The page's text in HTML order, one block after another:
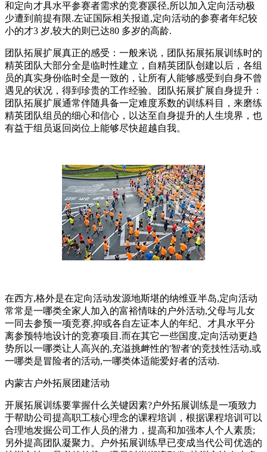
和定向才具水平参赛者需求的竞赛蹊径,所以加入定向活动极
少遭到前提有限.左证国际相关报道,定向活动的参赛者年纪较
小的才3 岁,较大的则已达80 多岁的高龄.
团队拓展扩展真正的感受：一般来说，团队拓展拓展训练时的
精英团队大部分全是临时性建立，自精英团队创建以后，各组
员的真实身份临时全是一致的，让所有人能够感受到自身不曾
遇见的状况，得到珍贵的工作经验。团队拓展扩展自身提升：
团队拓展扩展通常伴随具备一定难度系数的训练科目，来磨练
精英团队组员的细心和信心，以达至自身提升的人生境界，也
有益于组员返回岗位上能够尽快超越自我。
在西方,格外是在定向活动发源地斯堪的纳维亚半岛,定向活动
常常是一哪类全家人加入的富裕情味的户外活动,父母与儿女
一同去参预一项竞赛,抑或各自左证本人的年纪、才具水平分
离参预特地设计的竞赛项目.而在其它一些国度,定向活动更趋
势所以一哪类让人高兴的,充溢挑衅性的'智者'的竞技性活动,或
一哪类是冒险者的活动,一哪类体适能爱好者的活动.
内蒙古户外拓展团建活动
开展拓展训练要掌握什么关键因素?户外拓展训练是一项致力
于帮助公司提高职工核心理念的课程培训，根据课程培训可以
合理地发掘公司工作人员的潜力，提高和加强本人个人素质;
另外提高团队凝聚力。户外拓展训练早已变成当代公司优选的